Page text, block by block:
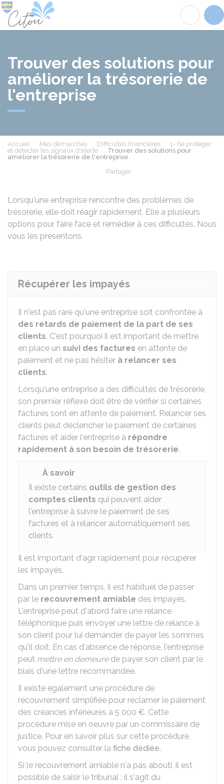
Trouver des solutions pour
améliorer la trésorerie de
l'entreprise
Accueil Mes démarches Difficultés financières
1- Se protéger
et détecter les signaux d'alerte
Trouver des solutions pour
améliorer la trésorerie de l'entreprise
Partager
Lorsqu'une entreprise rencontre des problèmes de
trésorerie, elle doit réagir rapidement. Elle a plusieurs
options pour faire face et remédier à ces difficultés. Nous
vous les présentons.
Récupérer les impayés
Il n'est pas rare qu'une entreprise soit confrontée à
des retards de paiement de la part de ses
clients. C'est pourquoi il est important de mettre
en place un suivi des factures en attente de
paiement et ne pas hésiter à relancer ses
clients.
Lorsqu'une entreprise a des difficultés de trésorerie,
son premier réflexe doit être de vérifier si certaines
factures sont en attente de paiement. Relancer ses
clients peut déclencher le paiement de certaines
factures et aider l'entreprise à répondre
rapidement à son besoin de trésorerie.
À savoir
Il existe certains outils de gestion des
comptes clients qui peuvent aider
l'entreprise à suivre le paiement de ses
factures et à relancer automatiquement ses
clients.
Il est important d'agir rapidement pour récupérer
les impayés.
Dans un premier temps, il est habituel de passer
par le recouvrement amiable des impayés.
L'entreprise peut d'abord faire une relance
téléphonique puis envoyer une lettre de relance à
son client pour lui demander de payer les sommes
qu'il doit. En cas d'absence de réponse, l'entreprise
peut mettre en demeurede payer son client par le
biais d'une lettre recommandée.
Il existe également une procédure de
recouvrement simplifiée pour réclamer le paiement
des créances inférieures à 5 000 €. Cette
procédure mise en oeuvre par un commissaire de
justice. Pour en savoir plus sur cette procédure,
vous pouvez consulter la fiche dédiée.
Si le recouvrement amiable n'a pas abouti, il est
possible de saisir le tribunal : il s'agit du